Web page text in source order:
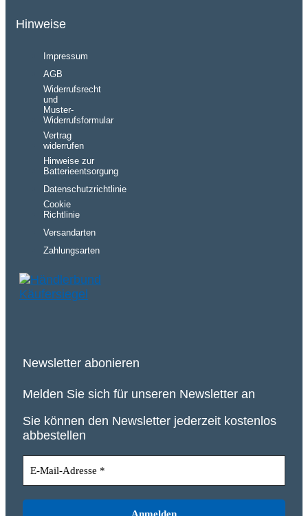
Hinweise
Impressum
AGB
Widerrufsrecht
und
Muster-
Widerrufsformular
Vertrag
widerrufen
Hinweise zur
Batterieentsorgung
Datenschutzrichtlinie
Cookie
Richtlinie
Versandarten
Zahlungsarten
Newsletter abonieren
Melden Sie sich für unseren Newsletter an
Sie können den Newsletter jederzeit kostenlos
abbestellen